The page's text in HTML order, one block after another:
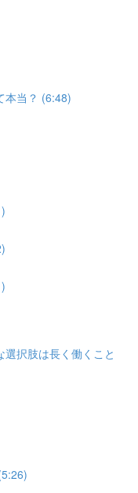
本当？ (6:48)
択肢は長く働くこと